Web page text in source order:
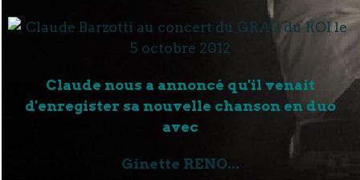
Claude nous a annoncé qu'il venait
d'enregister sa nouvelle chanson en duo
avec
Ginette RENO...